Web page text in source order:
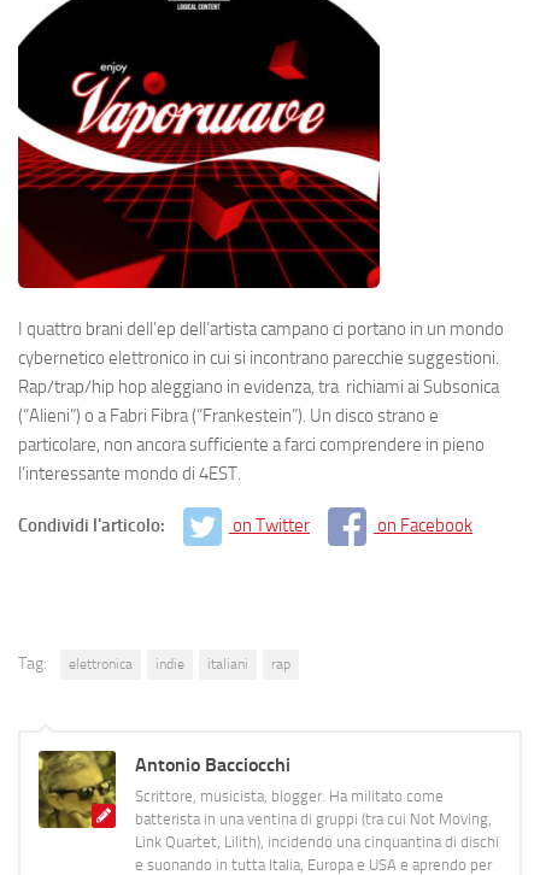
I quattro brani dell’ep dell’artista campano ci portano in un mondo
cybernetico elettronico in cui si incontrano parecchie suggestioni.
Rap/trap/hip hop aleggiano in evidenza, tra richiami ai Subsonica
(“Alieni”) o a Fabri Fibra (“Frankestein”). Un disco strano e
particolare, non ancora sufficiente a farci comprendere in pieno
l’interessante mondo di 4EST.
Condividi l'articolo: on Twitter on Facebook
Tag: elettronica indie italiani rap
Antonio Bacciocchi
Scrittore, musicista, blogger. Ha militato come
batterista in una ventina di gruppi (tra cui Not Moving,
Link Quartet, Lilith), incidendo una cinquantina di dischi
e suonando in tutta Italia, Europa e USA e aprendo per